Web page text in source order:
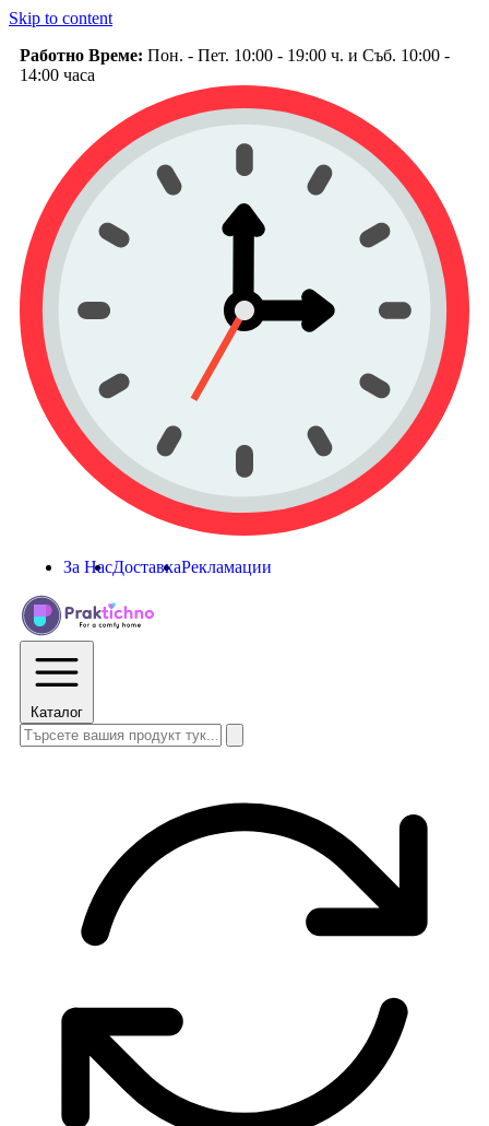
Skip to content
Работно Време: Пон. - Пет. 10:00 - 19:00 ч. и Съб. 10:00 -
14:00 часа
За НасДоставкаРекламации
Каталог